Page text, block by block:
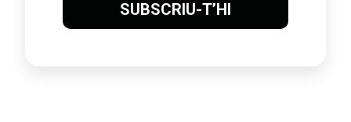
SUBSCRIU-T’HI